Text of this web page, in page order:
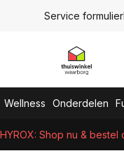
Service formulier
Wellness Onderdelen
HYROX: Shop nu & bestel